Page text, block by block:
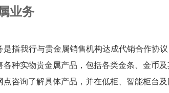
业务
是指我行与贵金属销售机构达成代销合作协
各种实物贵金属产品，包括各类金条、金币
点咨询了解具体产品，并在低柜、智能柜台